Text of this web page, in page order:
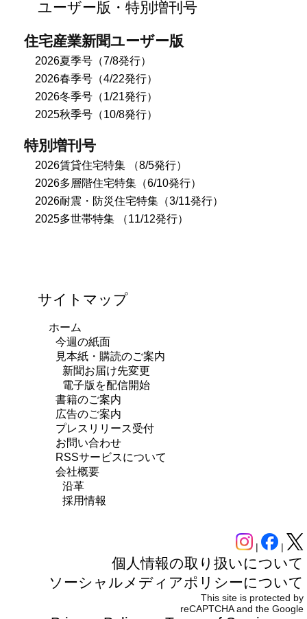
ユーザー版・特別増刊号
住宅産業新聞ユーザー版
2026夏季号（7/8発行）
2026春季号（4/22発行）
2026冬季号（1/21発行）
2025秋季号（10/8発行）
特別増刊号
2026賃貸住宅特集 （8/5発行）
2026多層階住宅特集（6/10発行）
2026耐震・防災住宅特集（3/11発行）
2025多世帯特集 （11/12発行）
サイトマップ
ホーム
今週の紙面
見本紙・購読のご案内
新聞お届け先変更
電子版を配信開始
書籍のご案内
広告のご案内
プレスリリース受付
お問い合わせ
RSSサービスについて
会社概要
沿革
採用情報
| |
個人情報の取り扱いについて
ソーシャルメディアポリシーについて
This site is protected by
reCAPTCHA and the Google